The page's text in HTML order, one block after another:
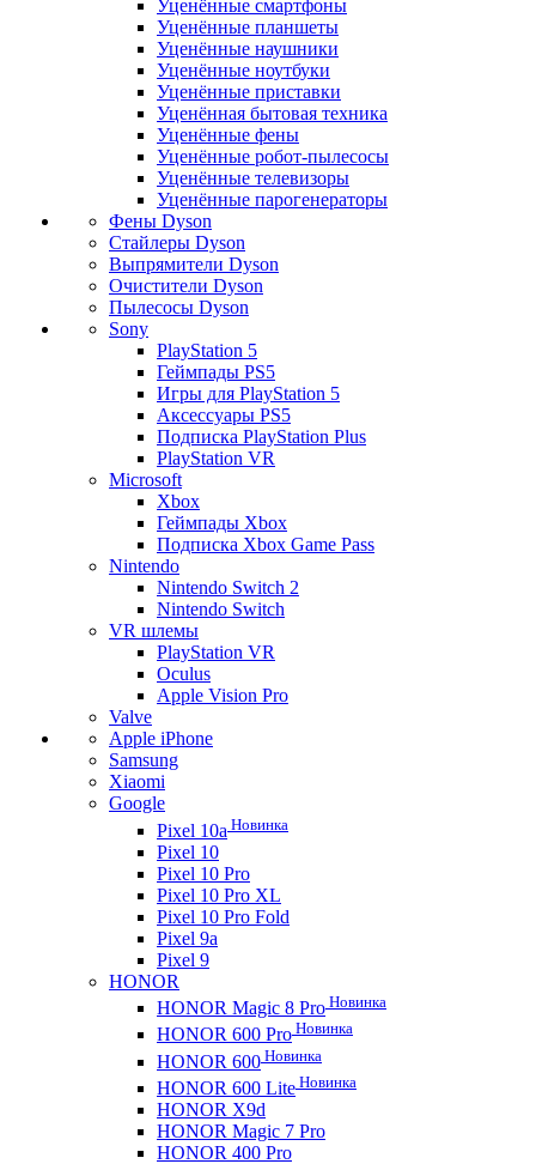
Уценённые смартфоны
Уценённые планшеты
Уценённые наушники
Уценённые ноутбуки
Уценённые приставки
Уценённая бытовая техника
Уценённые фены
Уценённые робот-пылесосы
Уценённые телевизоры
Уценённые парогенераторы
Фены Dyson
Стайлеры Dyson
Выпрямители Dyson
Очистители Dyson
Пылесосы Dyson
Sony
PlayStation 5
Геймпады PS5
Игры для PlayStation 5
Аксессуары PS5
Подписка PlayStation Plus
PlayStation VR
Microsoft
Xbox
Геймпады Xbox
Подписка Xbox Game Pass
Nintendo
Nintendo Switch 2
Nintendo Switch
VR шлемы
PlayStation VR
Oculus
Apple Vision Pro
Valve
Apple iPhone
Samsung
Xiaomi
Google
Pixel 10a Новинка
Pixel 10
Pixel 10 Pro
Pixel 10 Pro XL
Pixel 10 Pro Fold
Pixel 9a
Pixel 9
HONOR
HONOR Magic 8 Pro Новинка
HONOR 600 Pro Новинка
HONOR 600 Новинка
HONOR 600 Lite Новинка
HONOR X9d
HONOR Magic 7 Pro
HONOR 400 Pro